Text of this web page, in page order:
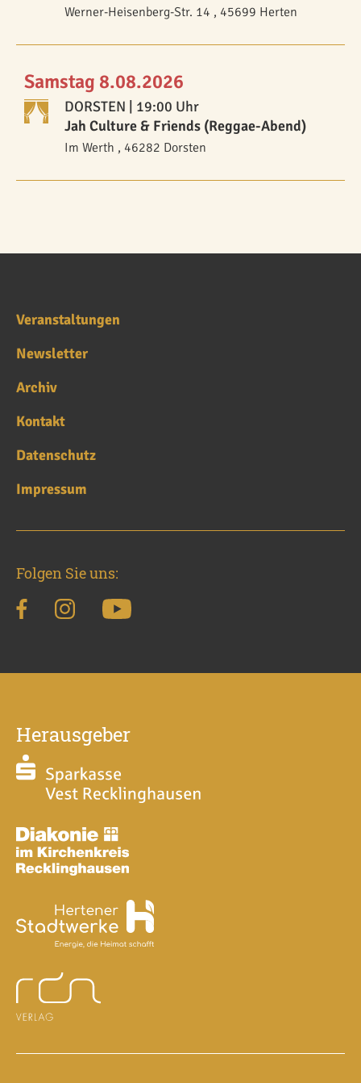
Werner-Heisenberg-Str. 14 , 45699 Herten
Samstag 8.08.2026
DORSTEN | 19:00 Uhr
Jah Culture & Friends (Reggae-Abend)
Im Werth , 46282 Dorsten
Veranstaltungen
Newsletter
Archiv
Kontakt
Datenschutz
Impressum
Folgen Sie uns:
Herausgeber